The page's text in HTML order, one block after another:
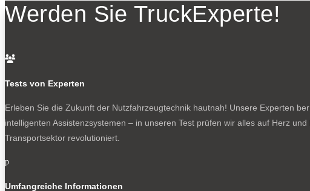
Werden Sie TruckExperte!

Tests von Experten
Erleben Sie die Zukunft der Nutzfahrzeugtechnik hautnah! Unsere Experten
intelligenten Assistenzsystemen – in unseren Test prüfen wir alles auf Herz
Transportsektor revolutioniert.
p
Umfangreiche Informationen